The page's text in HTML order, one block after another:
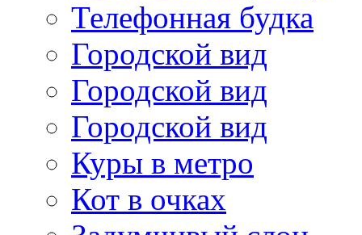
Телефонная будка
Городской вид
Городской вид
Городской вид
Куры в метро
Кот в очках